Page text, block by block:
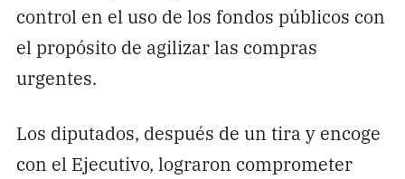
control en el uso de los fondos públicos con
el propósito de agilizar las compras
urgentes.
Los diputados, después de un tira y encoge
con el Ejecutivo, lograron comprometer